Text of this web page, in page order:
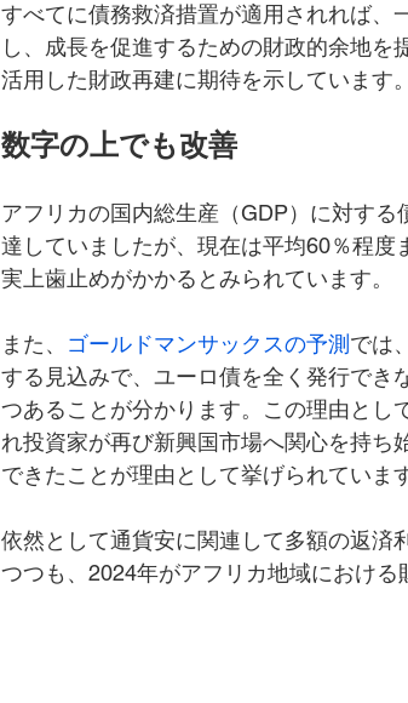
すべてに債務救済措置が適用されれば、
し、成長を促進するための財政的余地
活用した財政再建に期待を示しています。
数字の上でも改善
アフリカの国内総生産（GDP）に対す
達していましたが、現在は平均60％程
実上歯止めがかかるとみられています。
また、 ゴールドマンサックスの予測 では
する見込みで、ユーロ債を全く発行でき
つあることが分かります。この理由とし
れ投資家が再び新興国市場へ関心を持ち
できたことが理由として挙げられています
依然として通貨安に関連して多額の返済
つつも、2024年がアフリカ地域における